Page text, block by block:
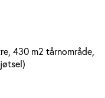
430 m2 tårnområde,